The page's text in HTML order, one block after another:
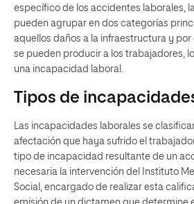
específico de los accidentes laborales,
pueden agrupar en dos categorías
aquellos daños a la infraestructura y por
se pueden producir a los trabajadores,
una incapacidad laboral.
Tipos de
Las incapacidades laborales se
afectación que haya sufrido el
tipo de incapacidad resultante de un
necesaria la intervención del Instituto
Social, encargado de realizar esta